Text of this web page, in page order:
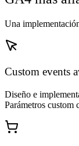
Una
Custom events
Diseño e
Parámetros